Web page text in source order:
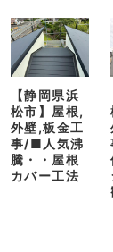
【静岡県浜
松市】屋根,
外壁,板金工
事/■人気沸
騰・・屋根
カバー工法